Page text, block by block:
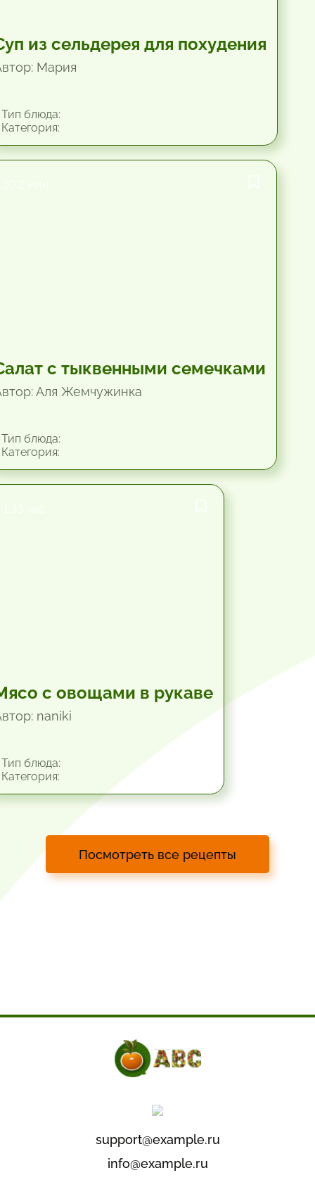
из сельдерея для похудения
Мария
блюда:
с тыквенными семечками
Аля Жемчужинка
блюда:
с овощами в рукаве
naniki
блюда:
Посмотреть все рецепты
support@example.ru
info@example.ru